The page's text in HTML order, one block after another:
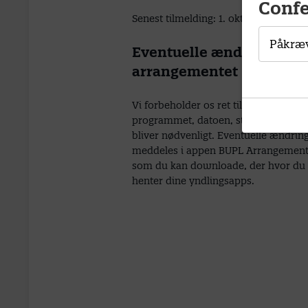
Senest tilmelding: 1. okt. 2026
Eventuelle ændringer i
arrangementet
Vi forbeholder os ret til at ændre i
programmet, datoen, stedet mv., hvis
bliver nødvenligt. Eventuelle
meddeles i appen BUPL
som du kan downloade, der hvor du
henter dine yndlingsapps.